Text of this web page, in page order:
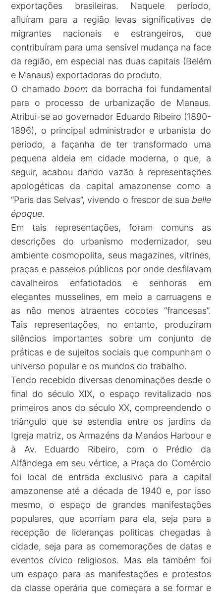
exportações brasileiras. Naquele período,
afluíram para a região levas significativas de
migrantes nacionais e estrangeiros, que
contribuíram para uma sensível mudança na face
da região, em especial nas duas capitais (Belém
e Manaus) exportadoras do produto.
O chamado boom da borracha foi fundamental
para o processo de urbanização de Manaus.
Atribui-se ao governador Eduardo Ribeiro (1890-
1896), o principal administrador e urbanista do
período, a façanha de ter transformado uma
pequena aldeia em cidade moderna, o que, a
seguir, acabou dando vazão à representações
apologéticas da capital amazonense como a
“Paris das Selvas”, vivendo o frescor de sua belle
époque.
Em tais representações, foram comuns as
descrições do urbanismo modernizador, seu
ambiente cosmopolita, seus magazines, vitrines,
praças e passeios públicos por onde desfilavam
cavalheiros enfatiotados e senhoras em
elegantes musselines, em meio a carruagens e
as não menos atraentes cocotes “francesas”.
Tais representações, no entanto, produziram
silêncios importantes sobre um conjunto de
práticas e de sujeitos sociais que compunham o
universo popular e os mundos do trabalho.
Tendo recebido diversas denominações desde o
final do século XIX, o espaço revitalizado nos
primeiros anos do século XX, compreendendo o
triângulo que se estendia entre os jardins da
Igreja matriz, os Armazéns da Manáos Harbour e
à Av. Eduardo Ribeiro, com o Prédio da
Alfândega em seu vértice, a Praça do Comércio
foi local de entrada exclusivo para a capital
amazonense até a década de 1940 e, por isso
mesmo, o espaço de grandes manifestações
populares, que acorriam para ela, seja para a
recepção de lideranças políticas chegadas à
cidade, seja para as comemorações de datas e
eventos cívico religiosos. Mas ela também foi
um espaço para as manifestações e protestos
da classe operária que começara a se formar e